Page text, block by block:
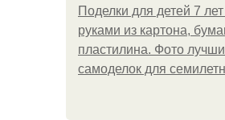
Поделки для детей 7
руками из картона,
пластилина. Фото
самоделок для